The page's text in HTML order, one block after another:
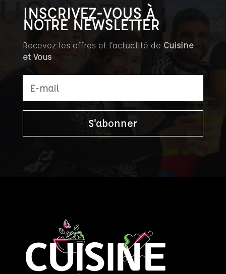
INSCRIVEZ-VOUS À
NOTRE NEWSLETTER
Recevez les offres et l'actualité de Cuisine
et Vous
S'abonner